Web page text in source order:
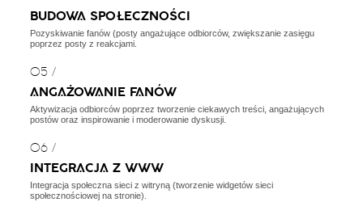
BUDOWA SPOŁECZNOŚCI
Pozyskiwanie fanów (posty angażujące odbiorców, zwiększanie zasięgu
poprzez posty z reakcjami.
05 /
ANGAŻOWANIE FANÓW
Aktywizacja odbiorców poprzez tworzenie ciekawych treści, angażujących
postów oraz inspirowanie i moderowanie dyskusji.
06 /
INTEGRACJA Z WWW
Integracja społeczna sieci z witryną (tworzenie widgetów sieci
społecznościowej na stronie).